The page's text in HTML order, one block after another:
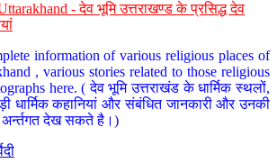
- देव भूमि उत्तराखण्ड के प्रसिद्ध देव
information of various religious places of
, various stories related to those religious
here. ( देव भूमि उत्तराखंड के धार्मिक स्थलों,
धार्मिक कहानियां और संबंधित जानकारी और उनकी
अर्न्तगत देख सकते है।)